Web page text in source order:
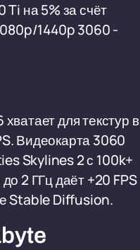
на 5% за счёт
1440p 3060 -
для текстур в
Видеокарта 3060
Skylines 2 с 100k+
2 ГГц даёт +20 FPS
Stable Diffusion.